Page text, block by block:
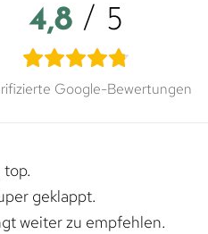
4,8 / 5
Google-Bewertungen
geklappt.
weiter zu empfehlen.